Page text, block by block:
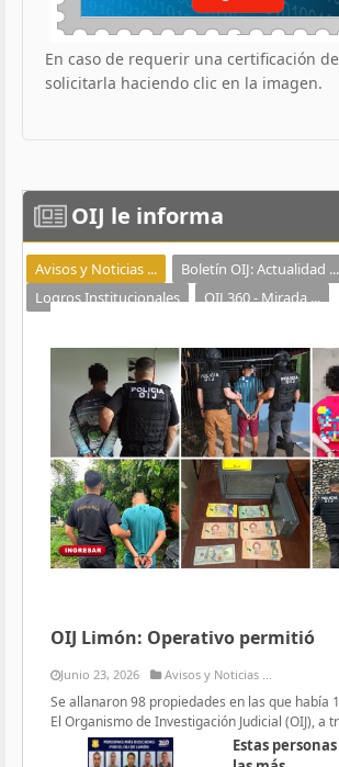
En caso de requerir una certificación
solicitarla haciendo clic en la imagen.
OIJ le informa
Avisos y Noticias ...
Boletín OIJ: Actualidad ...
Logros Institucionales
OIJ 360 - Mirada ...
OIJ Limón: Operativo permitió
Junio 23, 2026 Avisos y Noticias ...
Se allanaron 98 propiedades en las que había
El Organismo de Investigación Judicial (OIJ), a
Estas